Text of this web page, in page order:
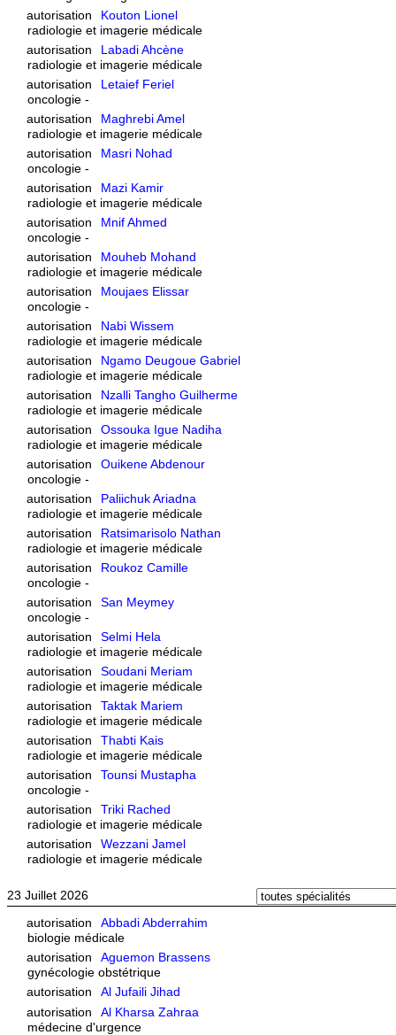
autorisation
Kouton Lionel
radiologie et imagerie médicale
autorisation
Labadi Ahcène
radiologie et imagerie médicale
autorisation
Letaief Feriel
oncologie -
autorisation
Maghrebi Amel
radiologie et imagerie médicale
autorisation
Masri Nohad
oncologie -
autorisation
Mazi Kamir
radiologie et imagerie médicale
autorisation
Mnif Ahmed
oncologie -
autorisation
Mouheb Mohand
radiologie et imagerie médicale
autorisation
Moujaes Elissar
oncologie -
autorisation
Nabi Wissem
radiologie et imagerie médicale
autorisation
Ngamo Deugoue Gabriel
radiologie et imagerie médicale
autorisation
Nzalli Tangho Guilherme
radiologie et imagerie médicale
autorisation
Ossouka Igue Nadiha
radiologie et imagerie médicale
autorisation
Ouikene Abdenour
oncologie -
autorisation
Paliichuk Ariadna
radiologie et imagerie médicale
autorisation
Ratsimarisolo Nathan
radiologie et imagerie médicale
autorisation
Roukoz Camille
oncologie -
autorisation
San Meymey
oncologie -
autorisation
Selmi Hela
radiologie et imagerie médicale
autorisation
Soudani Meriam
radiologie et imagerie médicale
autorisation
Taktak Mariem
radiologie et imagerie médicale
autorisation
Thabti Kais
radiologie et imagerie médicale
autorisation
Tounsi Mustapha
oncologie -
autorisation
Triki Rached
radiologie et imagerie médicale
autorisation
Wezzani Jamel
radiologie et imagerie médicale
23 Juillet 2026
autorisation
Abbadi Abderrahim
biologie médicale
autorisation
Aguemon Brassens
gynécologie obstétrique
autorisation
Al Jufaili Jihad
autorisation
Al Kharsa Zahraa
médecine d'urgence